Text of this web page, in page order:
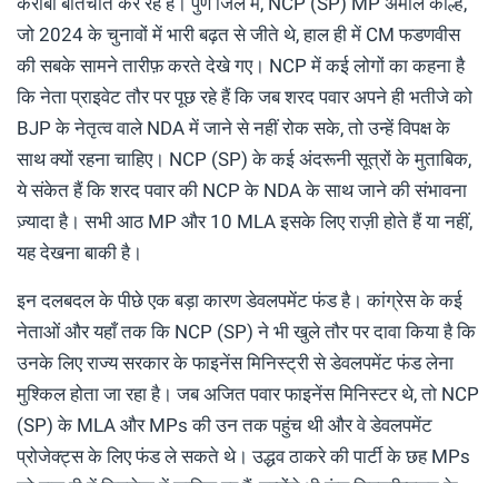
जो 2024 के चुनावों में भारी बढ़त से जीते थे, हाल ही में CM फडणवीस
की सबके सामने तारीफ़ करते देखे गए। NCP में कई लोगों का कहना है
कि नेता प्राइवेट तौर पर पूछ रहे हैं कि जब शरद पवार अपने ही भतीजे को
BJP के नेतृत्व वाले NDA में जाने से नहीं रोक सके, तो उन्हें विपक्ष के
साथ क्यों रहना चाहिए। NCP (SP) के कई अंदरूनी सूत्रों के मुताबिक,
ये संकेत हैं कि शरद पवार की NCP के NDA के साथ जाने की संभावना
ज़्यादा है। सभी आठ MP और 10 MLA इसके लिए राज़ी होते हैं या नहीं,
यह देखना बाकी है।
इन दलबदल के पीछे एक बड़ा कारण डेवलपमेंट फंड है। कांग्रेस के कई
नेताओं और यहाँ तक कि NCP (SP) ने भी खुले तौर पर दावा किया है कि
उनके लिए राज्य सरकार के फाइनेंस मिनिस्ट्री से डेवलपमेंट फंड लेना
मुश्किल होता जा रहा है। जब अजित पवार फाइनेंस मिनिस्टर थे, तो NCP
(SP) के MLA और MPs की उन तक पहुंच थी और वे डेवलपमेंट
प्रोजेक्ट्स के लिए फंड ले सकते थे। उद्धव ठाकरे की पार्टी के छह MPs